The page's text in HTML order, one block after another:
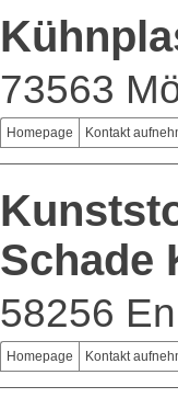
73563
Homepage Kontakt
Schade
58256
Homepage Kontakt